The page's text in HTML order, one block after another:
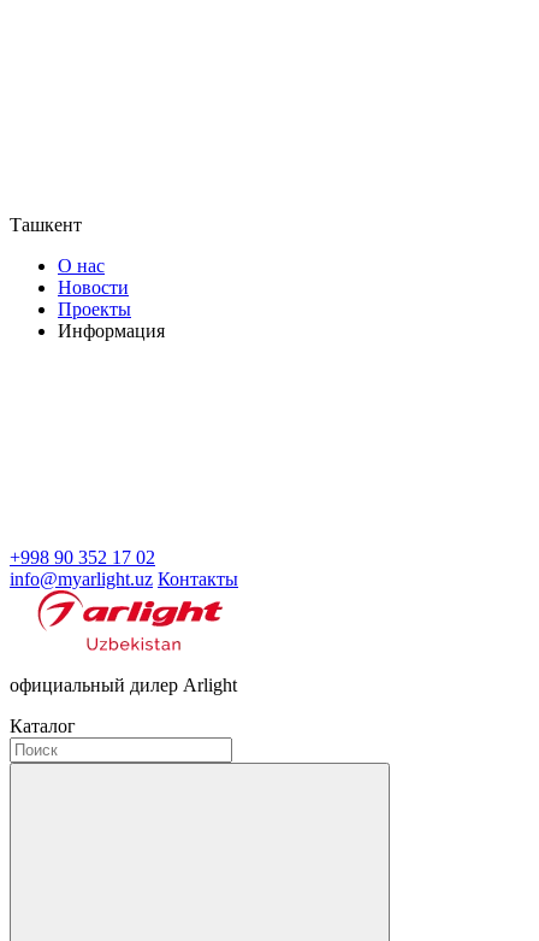
Ташкент
О нас
Новости
Проекты
Информация
+998 90 352 17 02
info@myarlight.uz Контакты
официальный дилер Arlight
Каталог